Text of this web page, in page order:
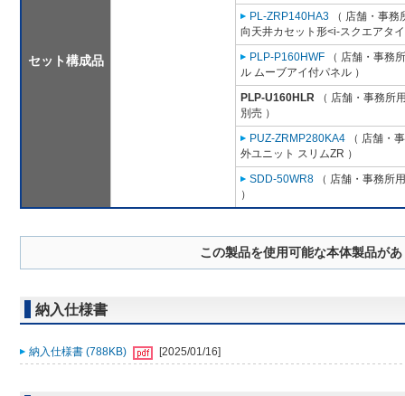
セット構成品
PL-ZRP140HA3 （ 店舗・事
向天井カセット形<i-スクエアタ
PLP-P160HWF （ 店舗・事務
ル ムーブアイ付パネル ）
PLP-U160HLR （ 店舗・事務所
別売 ）
PUZ-ZRMP280KA4 （ 店舗・
外ユニット スリムZR ）
SDD-50WR8 （ 店舗・事務所
）
この製品を使用可能な本体製品が
納入仕様書
納入仕様書 (788KB) [2025/01/16]